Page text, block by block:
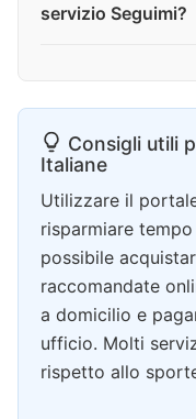
servizio Seguimi?
Consigli utili
Italiane
Utilizzare il
risparmiare
possibile
raccomandate
a domicilio e
ufficio. Molti
rispetto allo